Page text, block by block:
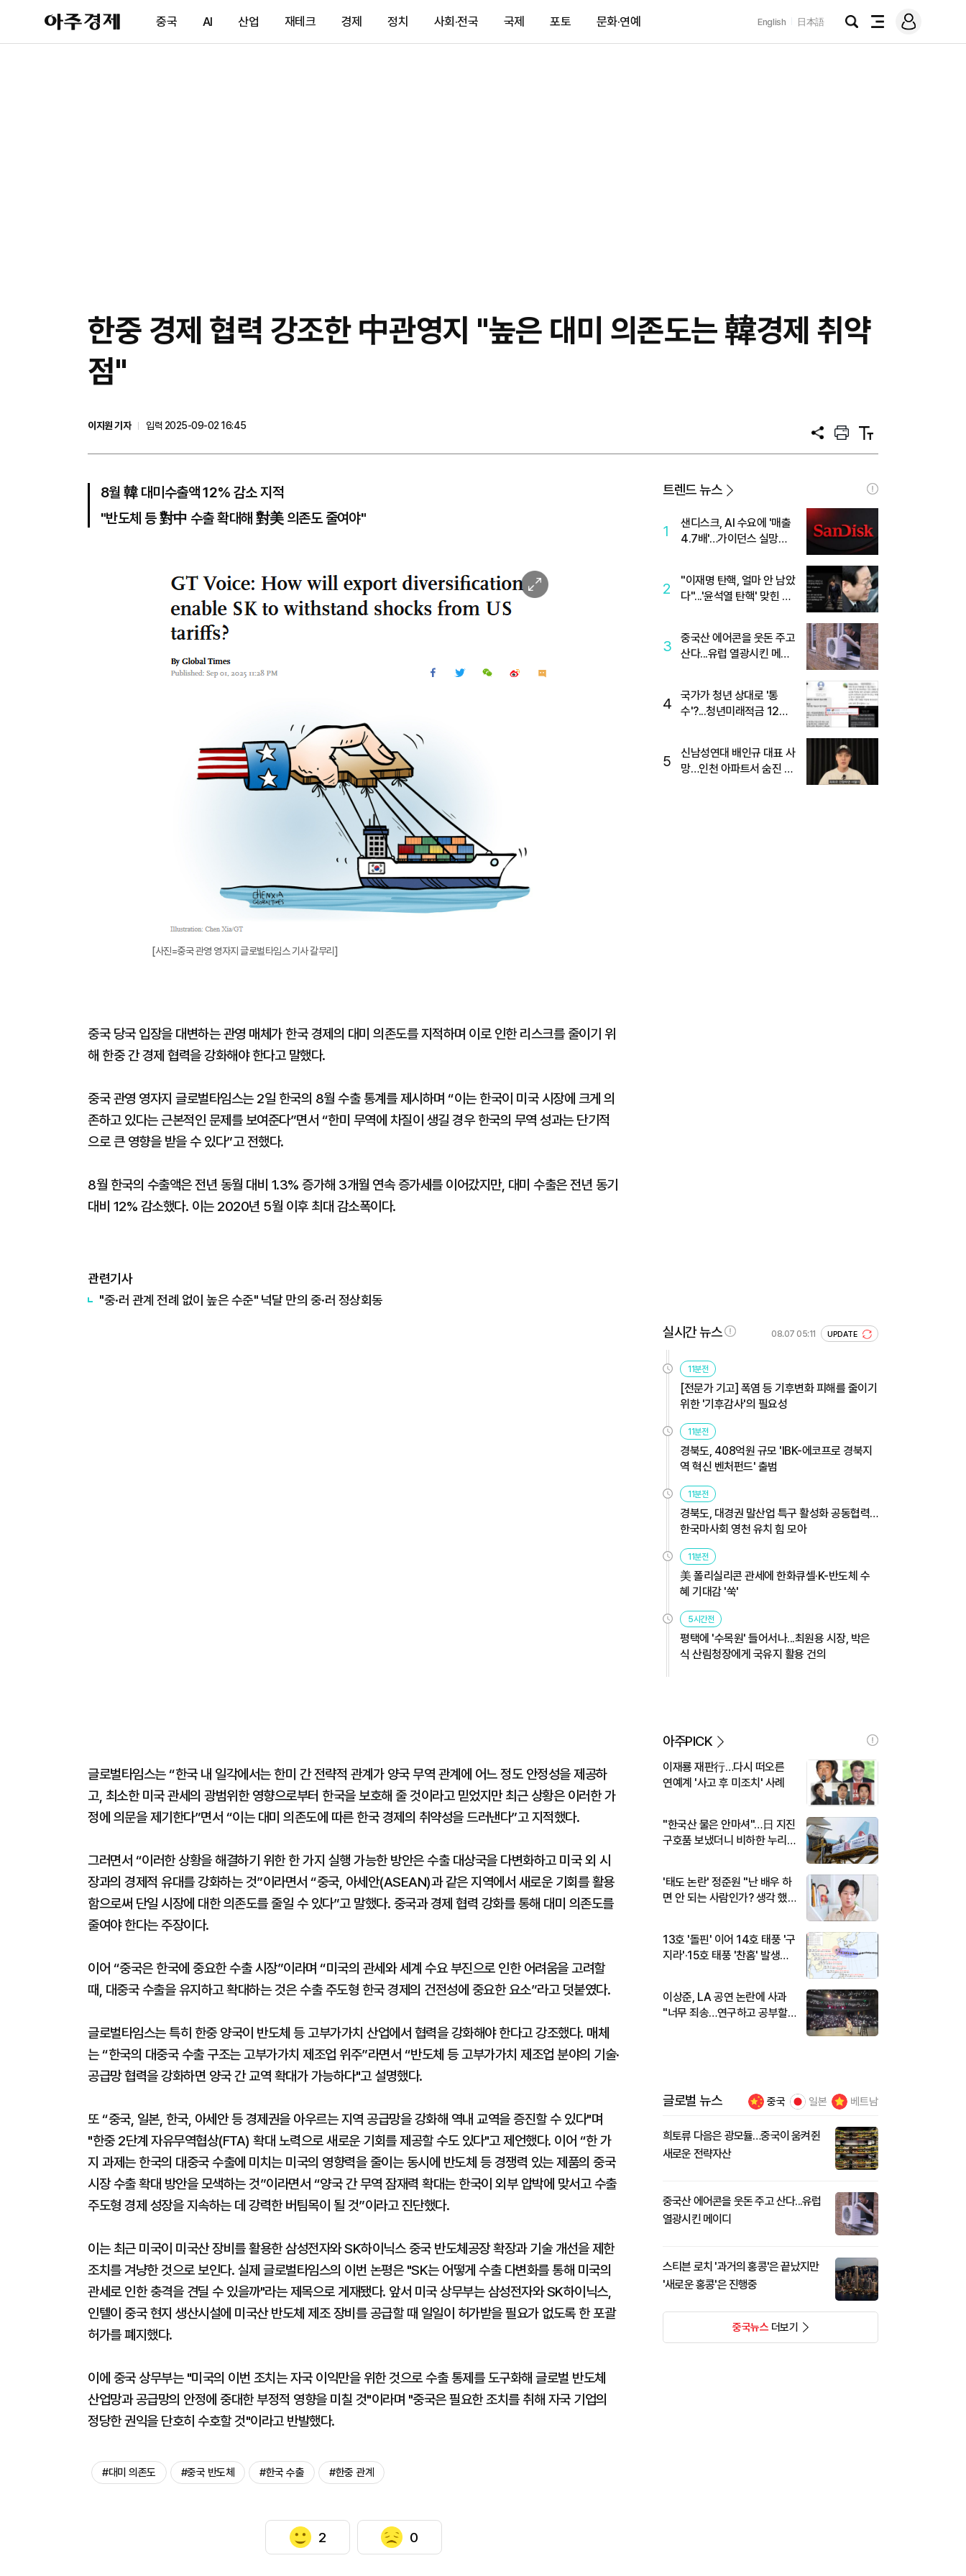
아
주
제
중국 AI 산업 재테크 경제 정치 사회·전국 국제 포토 문화·연예 English 日本語
검
전
메
그
한중 경제 협력 강조한 中관영지 "높은 대미 의존도는 韓경제 취약
점"
이지원 기자
입력 2025-09-02 16:45
공
프
트
텍
트
8월 韓 대미수출액 12% 감소 지적
"반도체 등 對中 수출 확대해 對美 의존도 줄여야"
이
미
[사진=중국 관영 영자지 글로벌타임스 기사 갈무리]
중국 당국 입장을 대변하는 관영 매체가 한국 경제의 대미 의존도를 지적하며 이로 인한 리스크를 줄이기 위
해 한중 간 경제 협력을 강화해야 한다고 말했다.
중국 관영 영자지 글로벌타임스는 2일 한국의 8월 수출 통계를 제시하며 “이는 한국이 미국 시장에 크게 의
존하고 있다는 근본적인 문제를 보여준다”면서 “한미 무역에 차질이 생길 경우 한국의 무역 성과는 단기적
으로 큰 영향을 받을 수 있다”고 전했다.
8월 한국의 수출액은 전년 동월 대비 1.3% 증가해 3개월 연속 증가세를 이어갔지만, 대미 수출은 전년 동기
대비 12% 감소했다. 이는 2020년 5월 이후 최대 감소폭이다.
관련기사
"중·러 관계 전례 없이 높은 수준" 넉달 만의 중·러 정상회동
글로벌타임스는 “한국 내 일각에서는 한미 간 전략적 관계가 양국 무역 관계에 어느 정도 안정성을 제공하
고, 최소한 미국 관세의 광범위한 영향으로부터 한국을 보호해 줄 것이라고 믿었지만 최근 상황은 이러한 가
정에 의문을 제기한다”면서 “이는 대미 의존도에 따른 한국 경제의 취약성을 드러낸다”고 지적했다.
그러면서 “이러한 상황을 해결하기 위한 한 가지 실행 가능한 방안은 수출 대상국을 다변화하고 미국 외 시
장과의 경제적 유대를 강화하는 것”이라면서 “중국, 아세안(ASEAN)과 같은 지역에서 새로운 기회를 활용
함으로써 단일 시장에 대한 의존도를 줄일 수 있다”고 말했다. 중국과 경제 협력 강화를 통해 대미 의존도를
줄여야 한다는 주장이다.
이어 “중국은 한국에 중요한 수출 시장”이라며 “미국의 관세와 세계 수요 부진으로 인한 어려움을 고려할
때, 대중국 수출을 유지하고 확대하는 것은 수출 주도형 한국 경제의 건전성에 중요한 요소”라고 덧붙였다.
글로벌타임스는 특히 한중 양국이 반도체 등 고부가가치 산업에서 협력을 강화해야 한다고 강조했다. 매체
는 “한국의 대중국 수출 구조는 고부가가치 제조업 위주”라면서 “반도체 등 고부가가치 제조업 분야의 기술·
공급망 협력을 강화하면 양국 간 교역 확대가 가능하다"고 설명했다.
또 “중국, 일본, 한국, 아세안 등 경제권을 아우르는 지역 공급망을 강화해 역내 교역을 증진할 수 있다"며
"한중 2단계 자유무역협상(FTA) 확대 노력으로 새로운 기회를 제공할 수도 있다"고 제언했다. 이어 “한 가
지 과제는 한국의 대중국 수출에 미치는 미국의 영향력을 줄이는 동시에 반도체 등 경쟁력 있는 제품의 중국
시장 수출 확대 방안을 모색하는 것”이라면서 “양국 간 무역 잠재력 확대는 한국이 외부 압박에 맞서고 수출
주도형 경제 성장을 지속하는 데 강력한 버팀목이 될 것”이라고 진단했다.
이는 최근 미국이 미국산 장비를 활용한 삼성전자와 SK하이닉스 중국 반도체공장 확장과 기술 개선을 제한
조치를 겨냥한 것으로 보인다. 실제 글로벌타임스의 이번 논평은 "SK는 어떻게 수출 다변화를 통해 미국의
관세로 인한 충격을 견딜 수 있을까"라는 제목으로 게재됐다. 앞서 미국 상무부는 삼성전자와 SK하이닉스,
인텔이 중국 현지 생산시설에 미국산 반도체 제조 장비를 공급할 때 일일이 허가받을 필요가 없도록 한 포괄
허가를 폐지했다.
이에 중국 상무부는 "미국의 이번 조치는 자국 이익만을 위한 것으로 수출 통제를 도구화해 글로벌 반도체
산업망과 공급망의 안정에 중대한 부정적 영향을 미칠 것"이라며 "중국은 필요한 조치를 취해 자국 기업의
정당한 권익을 단호히 수호할 것"이라고 반발했다.
#대미 의존도 #중국 반도체 #한국 수출 #한중 관계
2 0
트렌드 뉴스
1
샌디스크, AI 수요에 '매출
4.7배'…가이던스 실망에
2
"이재명 탄핵, 얼마 안 남았
다"...'윤석열 탄핵' 맞힌 무
3
중국산 에어콘을 웃돈 주고
산다...유럽 열광시킨 메이
4
국가가 청년 상대로 '통
수'?...청년미래적금 12%
5
신남성연대 배인규 대표 사
망…인천 아파트서 숨진 채
실시간 뉴스 08.07 05:11 UPDATE
11분전
[전문가 기고] 폭염 등 기후변화 피해를 줄이기
위한 '기후감사'의 필요성
11분전
경북도, 408억원 규모 'IBK-에코프로 경북지
역 혁신 벤처펀드' 출범
11분전
경북도, 대경권 말산업 특구 활성화 공동협력…
한국마사회 영천 유치 힘 모아
11분전
美 폴리실리콘 관세에 한화큐셀·K-반도체 수
혜 기대감 '쑥'
5시간전
평택에 '수목원' 들어서나...최원용 시장, 박은
식 산림청장에게 국유지 활용 건의
아주PICK
이재룡 재판行…다시 떠오른
연예계 '사고 후 미조치' 사례
"한국산 물은 안마셔"…日 지진
구호품 보냈더니 비하한 누리
'태도 논란' 정준원 "난 배우 하
면 안 되는 사람인가? 생각 했
13호 '돌핀' 이어 14호 태풍 '구
지라'·15호 태풍 '찬홈' 발생…
이상준, LA 공연 논란에 사과
"너무 죄송…연구하고 공부할
글로벌 뉴스 중국 일본 베트남
희토류 다음은 광모듈…중국이 움켜쥔
새로운 전략자산
중국산 에어콘을 웃돈 주고 산다...유럽
열광시킨 메이디
스티븐 로치 '과거의 홍콩'은 끝났지만
'새로운 홍콩'은 진행중
중국뉴스더보기